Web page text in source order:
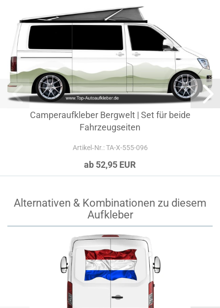
Camperaufkleber Bergwelt | Set für beide
Fahrzeugseiten
Artikel‑Nr.: TA-X-555-096
ab 52,95 EUR
Alternativen & Kombinationen zu diesem
Aufkleber